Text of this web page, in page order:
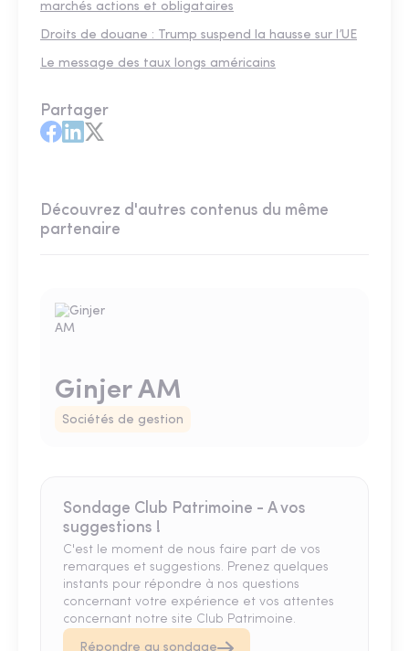
marchés actions et obligataires
Droits de douane : Trump suspend la hausse sur l’UE
Le message des taux longs américains
Partager
Découvrez d'autres contenus du même
partenaire
Ginjer AM
Sociétés de gestion
Sondage Club Patrimoine - A vos
suggestions !
C'est le moment de nous faire part de vos
remarques et suggestions. Prenez quelques
instants pour répondre à nos questions
concernant votre expérience et vos attentes
concernant notre site Club Patrimoine.
Répondre au sondage